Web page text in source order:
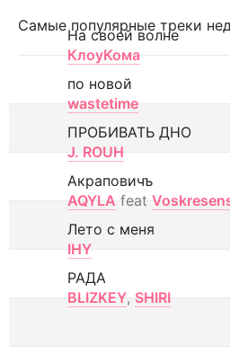
Самые популярные треки
На своей волне
КлоуКома
по новой
wastetime
ПРОБИВАТЬ ДНО
J. ROUH
Акраповичъ
AQYLA feat
Лето с меня
IHY
РАДА
BLIZKEY, SHIRI